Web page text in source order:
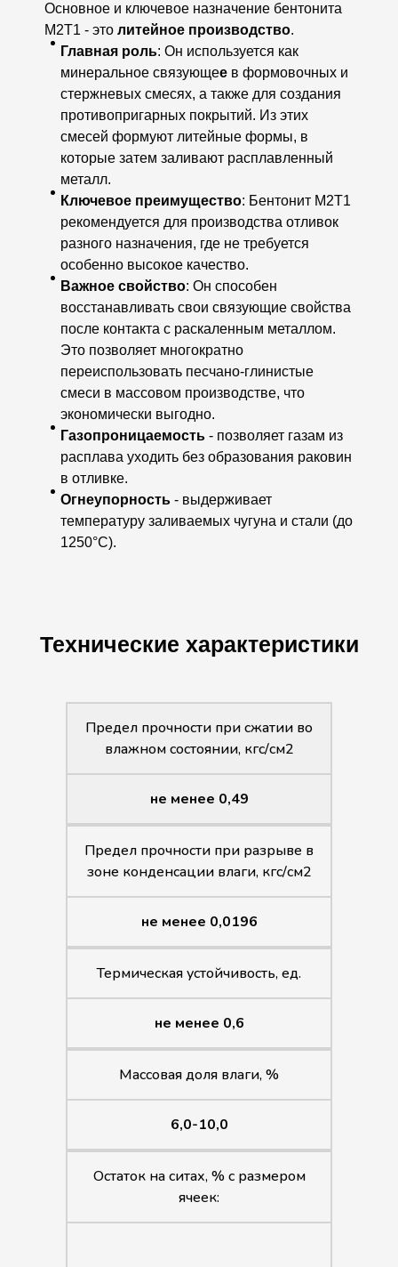
Основное и ключевое назначение бентонита
М2Т1 - это литейное производство.
Главная роль: Он используется как
минеральное связующее в формовочных и
стержневых смесях, а также для создания
противопригарных покрытий. Из этих
смесей формуют литейные формы, в
которые затем заливают расплавленный
металл.
Ключевое преимущество: Бентонит М2Т1
рекомендуется для производства отливок
разного назначения, где не требуется
особенно высокое качество.
Важное свойство: Он способен
восстанавливать свои связующие свойства
после контакта с раскаленным металлом.
Это позволяет многократно
переиспользовать песчано-глинистые
смеси в массовом производстве, что
экономически выгодно.
Газопроницаемость - позволяет газам из
расплава уходить без образования раковин
в отливке.
Огнеупорность - выдерживает
температуру заливаемых чугуна и стали (до
1250°C).
Технические характеристики
Предел прочности при сжатии во
влажном состоянии, кгс/см2
не менее 0,49
Предел прочности при разрыве в
зоне конденсации влаги, кгс/см2
не менее 0,0196
Термическая устойчивость, ед.
не менее 0,6
Массовая доля влаги, %
6,0-10,0
Остаток на ситах, % с размером
ячеек: